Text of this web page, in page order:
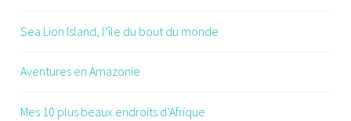
Sea Lion Island, l’île du bout du monde
Aventures en Amazonie
Mes 10 plus beaux endroits d’Afrique